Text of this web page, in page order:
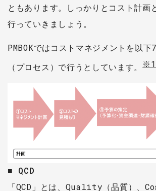
ともあります。しっかりとコスト計画
行っていきましょう。
PMBOKではコストマネジメントを以
（プロセス）で行うとしています。※1
■ QCD
「QCD」とは、Quality（品質）、